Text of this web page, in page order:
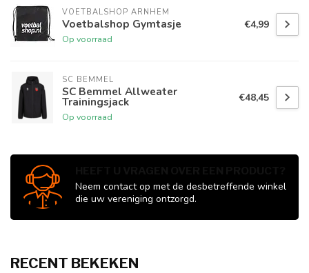
VOETBALSHOP ARNHEM
Voetbalshop Gymtasje
Op voorraad
€4,99
SC BEMMEL
SC Bemmel Allweater
Trainingsjack
Op voorraad
€48,45
Neem contact op met de desbetreffende winkel
die uw vereniging ontzorgd.
RECENT BEKEKEN